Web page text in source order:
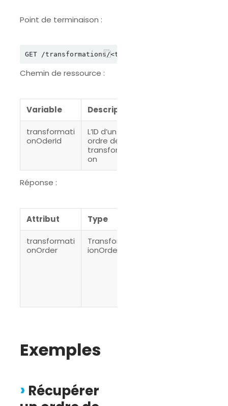
Point de terminaison :
Chemin de ressource :
Variable Description
transformati
onOderId
L’ID d’un
ordre de
transformati
on
Réponse :
Attribut Type
transformati
onOrder
Transformat
ionOrder
Exemples
Récupérer